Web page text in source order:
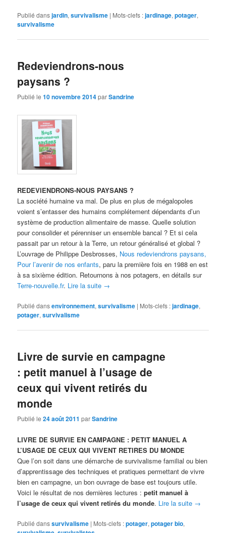
Publié dansjardin,survivalisme | Mots-clefs :jardinage,potager,
survivalisme
Redeviendrons-nous
paysans ?
Publié le10 novembre 2014parSandrine
REDEVIENDRONS-NOUS PAYSANS ?
La société humaine va mal. De plus en plus de mégalopoles
voient s’entasser des humains complétement dépendants d’un
système de production alimentaire de masse. Quelle solution
pour consolider et pérenniser un ensemble bancal ? Et si cela
passait par un retour à la Terre, un retour généralisé et global ?
L’ouvrage de Philippe Desbrosses, Nous redeviendrons paysans,
Pour l’avenir de nos enfants, paru la première fois en 1988 en est
à sa sixième édition. Retournons à nos potagers, en détails sur
Terre-nouvelle.fr. Lire la suite →
Publié dansenvironnement,survivalisme | Mots-clefs :jardinage,
potager,survivalisme
Livre de survie en campagne
: petit manuel à l’usage de
ceux qui vivent retirés du
monde
Publié le24 août 2011 parSandrine
LIVRE DE SURVIE EN CAMPAGNE : PETIT MANUEL A
L’USAGE DE CEUX QUI VIVENT RETIRES DU MONDE
Que l’on soit dans une démarche de survivalisme familial ou bien
d’apprentissage des techniques et pratiques permettant de vivre
bien en campagne, un bon ouvrage de base est toujours utile.
Voici le résultat de nos dernières lectures :petit manuel à
l’usage de ceux qui vivent retirés du monde. Lire la suite →
Publié danssurvivalisme | Mots-clefs :potager,potager bio,